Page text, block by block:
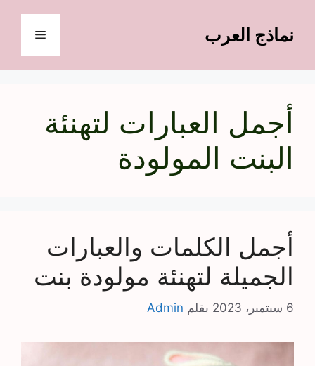
المحتوىنماذج العرب القائمة
أجمل العبارات لتهنئة
البنت المولودة
أجمل الكلمات والعبارات
الجميلة لتهنئة مولودة بنت
6 سبتمبر، 2023 بقلم Admin